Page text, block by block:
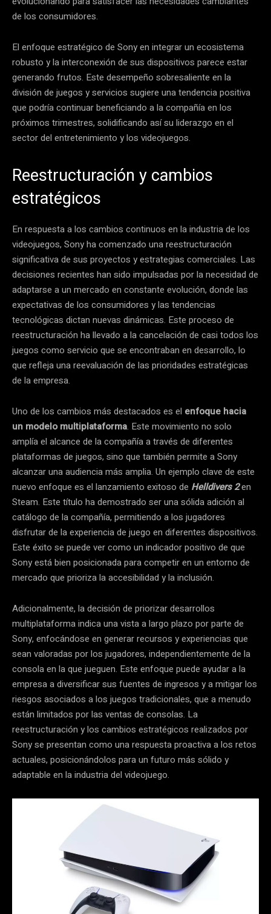
de los consumidores.
El enfoque estratégico de Sony en integrar un ecosistema
robusto y la interconexión de sus dispositivos parece estar
generando frutos. Este desempeño sobresaliente en la
división de juegos y servicios sugiere una tendencia positiva
que podría continuar beneficiando a la compañía en los
próximos trimestres, solidificando así su liderazgo en el
sector del entretenimiento y los videojuegos.
Reestructuración y cambios
estratégicos
En respuesta a los cambios continuos en la industria de los
videojuegos, Sony ha comenzado una reestructuración
significativa de sus proyectos y estrategias comerciales. Las
decisiones recientes han sido impulsadas por la necesidad de
adaptarse a un mercado en constante evolución, donde las
expectativas de los consumidores y las tendencias
tecnológicas dictan nuevas dinámicas. Este proceso de
reestructuración ha llevado a la cancelación de casi todos los
juegos como servicio que se encontraban en desarrollo, lo
que refleja una reevaluación de las prioridades estratégicas
de la empresa.
Uno de los cambios más destacados es el enfoque hacia
un modelo multiplataforma. Este movimiento no solo
amplía el alcance de la compañía a través de diferentes
plataformas de juegos, sino que también permite a Sony
alcanzar una audiencia más amplia. Un ejemplo clave de este
nuevo enfoque es el lanzamiento exitoso de Helldivers 2en
Steam. Este título ha demostrado ser una sólida adición al
catálogo de la compañía, permitiendo a los jugadores
disfrutar de la experiencia de juego en diferentes dispositivos.
Este éxito se puede ver como un indicador positivo de que
Sony está bien posicionada para competir en un entorno de
mercado que prioriza la accesibilidad y la inclusión.
Adicionalmente, la decisión de priorizar desarrollos
multiplataforma indica una vista a largo plazo por parte de
Sony, enfocándose en generar recursos y experiencias que
sean valoradas por los jugadores, independientemente de la
consola en la que jueguen. Este enfoque puede ayudar a la
empresa a diversificar sus fuentes de ingresos y a mitigar los
riesgos asociados a los juegos tradicionales, que a menudo
están limitados por las ventas de consolas. La
reestructuración y los cambios estratégicos realizados por
Sony se presentan como una respuesta proactiva a los retos
actuales, posicionándolos para un futuro más sólido y
adaptable en la industria del videojuego.